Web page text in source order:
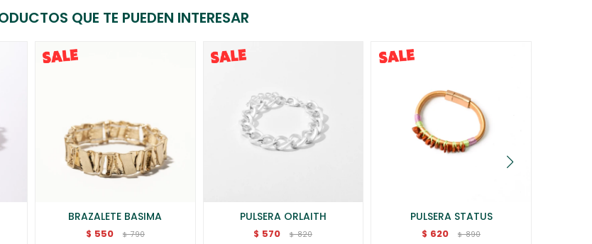
QUE TE PUEDEN INTERESAR
BRAZALETE BASIMA
$ 550 $ 790
PULSERA ORLAITH
$ 570 $ 820
PULSERA STATUS
$ 620 $ 890